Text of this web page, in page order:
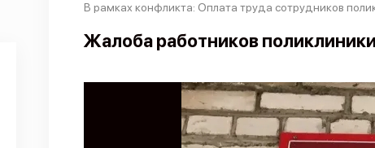
В рамках конфликта: Оплата труда сотрудников
Жалоба работников